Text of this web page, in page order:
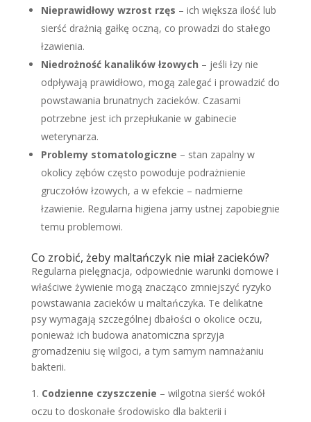
Nieprawidłowy wzrost rzęs – ich większa ilość lub
sierść drażnią gałkę oczną, co prowadzi do stałego
łzawienia.
Niedrożność kanalików łzowych – jeśli łzy nie
odpływają prawidłowo, mogą zalegać i prowadzić do
powstawania brunatnych zacieków. Czasami
potrzebne jest ich przepłukanie w gabinecie
weterynarza.
Problemy stomatologiczne – stan zapalny w
okolicy zębów często powoduje podrażnienie
gruczołów łzowych, a w efekcie – nadmierne
łzawienie. Regularna higiena jamy ustnej zapobiegnie
temu problemowi.
Co zrobić, żeby maltańczyk nie miał zacieków?
Regularna pielęgnacja, odpowiednie warunki domowe i
właściwe żywienie mogą znacząco zmniejszyć ryzyko
powstawania zacieków u maltańczyka. Te delikatne
psy wymagają szczególnej dbałości o okolice oczu,
ponieważ ich budowa anatomiczna sprzyja
gromadzeniu się wilgoci, a tym samym namnażaniu
bakterii.
Codzienne czyszczenie – wilgotna sierść wokół
oczu to doskonałe środowisko dla bakterii i